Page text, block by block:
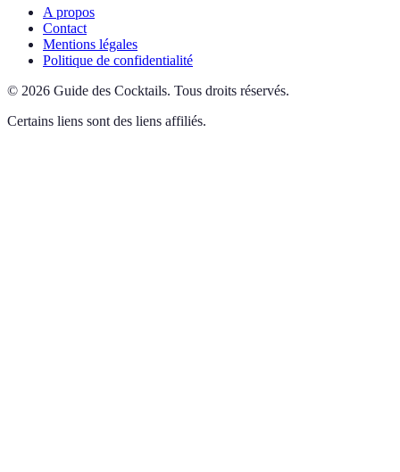
A propos
Contact
Mentions légales
Politique de confidentialité
© 2026 Guide des Cocktails. Tous droits réservés.
Certains liens sont des liens affiliés.